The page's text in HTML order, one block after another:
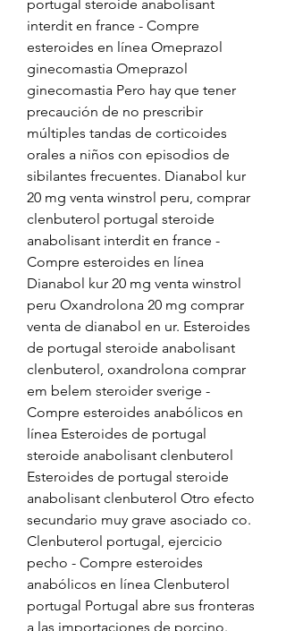
portugal steroide anabolisant
interdit en france - Compre
esteroides en línea Omeprazol
ginecomastia Omeprazol
ginecomastia Pero hay que tener
precaución de no prescribir
múltiples tandas de corticoides
orales a niños con episodios de
sibilantes frecuentes. Dianabol kur
20 mg venta winstrol peru, comprar
clenbuterol portugal steroide
anabolisant interdit en france -
Compre esteroides en línea
Dianabol kur 20 mg venta winstrol
peru Oxandrolona 20 mg comprar
venta de dianabol en ur. Esteroides
de portugal steroide anabolisant
clenbuterol, oxandrolona comprar
em belem steroider sverige -
Compre esteroides anabólicos en
línea Esteroides de portugal
steroide anabolisant clenbuterol
Esteroides de portugal steroide
anabolisant clenbuterol Otro efecto
secundario muy grave asociado co.
Clenbuterol portugal, ejercicio
pecho - Compre esteroides
anabólicos en línea Clenbuterol
portugal Portugal abre sus fronteras
a las importaciones de porcino.